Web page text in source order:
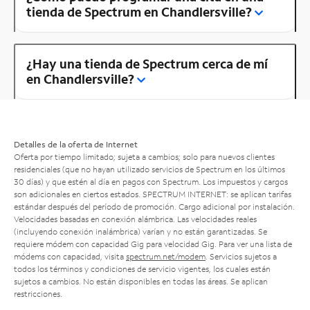
tienda de Spectrum en Chandlersville?
¿Hay una tienda de Spectrum cerca de mí
en Chandlersville?
Detalles de la oferta de Internet
Oferta por tiempo limitado; sujeta a cambios; solo para nuevos clientes
residenciales (que no hayan utilizado servicios de Spectrum en los últimos
30 días) y que estén al día en pagos con Spectrum. Los impuestos y cargos
son adicionales en ciertos estados. SPECTRUM INTERNET: se aplican tarifas
estándar después del período de promoción. Cargo adicional por instalación.
Velocidades basadas en conexión alámbrica. Las velocidades reales
(incluyendo conexión inalámbrica) varían y no están garantizadas. Se
requiere módem con capacidad Gig para velocidad Gig. Para ver una lista de
módems con capacidad, visita spectrum.net/modem . Servicios sujetos a
todos los términos y condiciones de servicio vigentes, los cuales están
sujetos a cambios. No están disponibles en todas las áreas. Se aplican
restricciones.